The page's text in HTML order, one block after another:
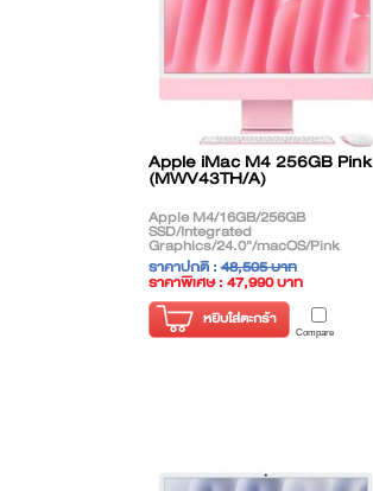
Apple iMac M4 256GB Pink
(MWV43TH/A)
Apple M4/16GB/256GB
SSD/Integrated
Graphics/24.0"/macOS/Pink
ราคาปกติ :48,505 บาท
ราคาพิเศษ : 47,990 บาท
( ราคาไม่รวมภาษี )
หยิบใส่ตะกร้า
Compare